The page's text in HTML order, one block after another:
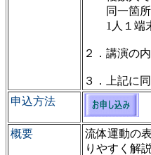
同一箇所
1人１端末
２．講演の
３．上記に
申込方法
概要
流体運動の
りやすく解